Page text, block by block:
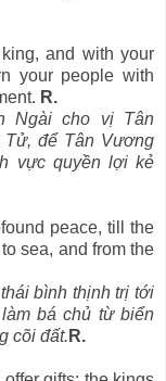
and with your
your people with
R.
Ngài cho vị Tân
để Tân Vương
vực quyền lợi kẻ
peace, till the
sea, and from the
bình thịnh trị tới
bá chủ từ biển
cõi đất. R.